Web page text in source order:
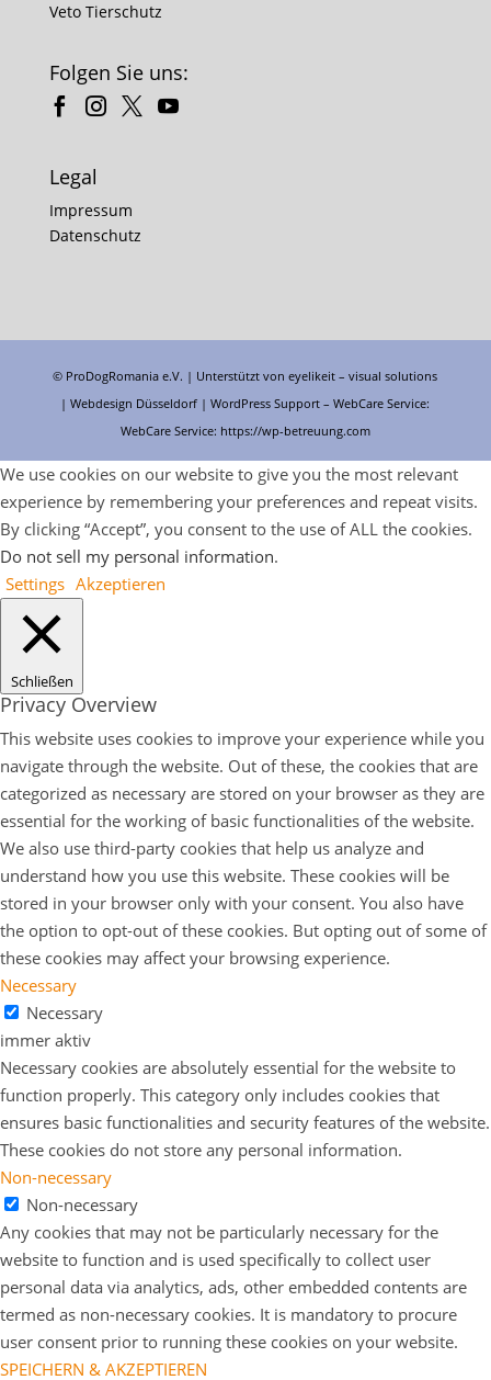
Veto Tierschutz
Folgen Sie uns:
Legal
Impressum
Datenschutz
© ProDogRomania e.V. | Unterstützt voneyelikeit – visual solutions
| Webdesign Düsseldorf |WordPress Support – WebCare Service:
WebCare Service: https://wp-betreuung.com
We use cookies on our website to give you the most relevant
experience by remembering your preferences and repeat visits.
By clicking “Accept”, you consent to the use of ALL the cookies.
Do not sell my personal information.
Settings Akzeptieren
Schließen
Privacy Overview
This website uses cookies to improve your experience while you
navigate through the website. Out of these, the cookies that are
categorized as necessary are stored on your browser as they are
essential for the working of basic functionalities of the website.
We also use third-party cookies that help us analyze and
understand how you use this website. These cookies will be
stored in your browser only with your consent. You also have
the option to opt-out of these cookies. But opting out of some of
these cookies may affect your browsing experience.
Necessary
Necessary
immer aktiv
Necessary cookies are absolutely essential for the website to
function properly. This category only includes cookies that
ensures basic functionalities and security features of the website.
These cookies do not store any personal information.
Non-necessary
Non-necessary
Any cookies that may not be particularly necessary for the
website to function and is used specifically to collect user
personal data via analytics, ads, other embedded contents are
termed as non-necessary cookies. It is mandatory to procure
user consent prior to running these cookies on your website.
SPEICHERN & AKZEPTIEREN